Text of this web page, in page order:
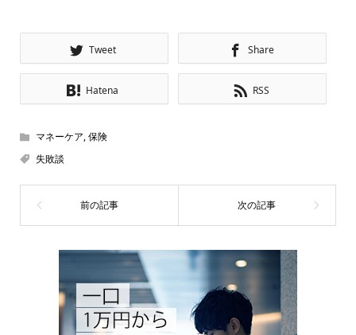
Tweet Share
Hatena RSS
マネーケア,保険
失敗談